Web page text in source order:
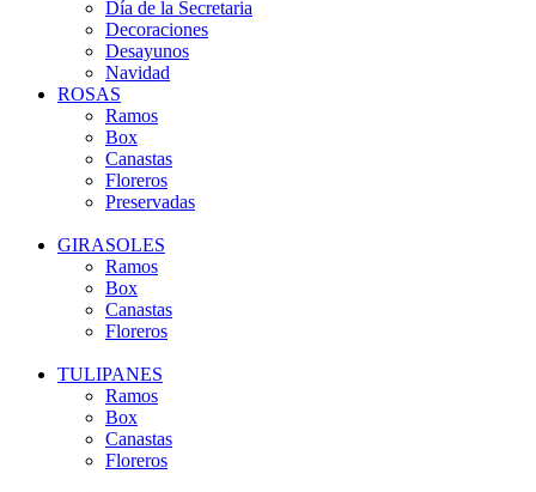
Día de la Secretaria
Decoraciones
Desayunos
Navidad
ROSAS
Ramos
Box
Canastas
Floreros
Preservadas
GIRASOLES
Ramos
Box
Canastas
Floreros
TULIPANES
Ramos
Box
Canastas
Floreros